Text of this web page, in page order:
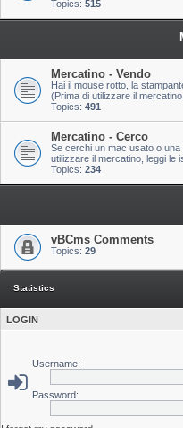
Topics: 515
Mercatino - Vendo
Hai il mouse rotto, la
(Prima di utilizzare il
Topics: 491
Mercatino - Cerco
Se cerchi un mac usato o
utilizzare il mercatino, leggi le
Topics: 234
vBCms Comments
Topics: 29
Statistics
LOGIN
Username:
Password: